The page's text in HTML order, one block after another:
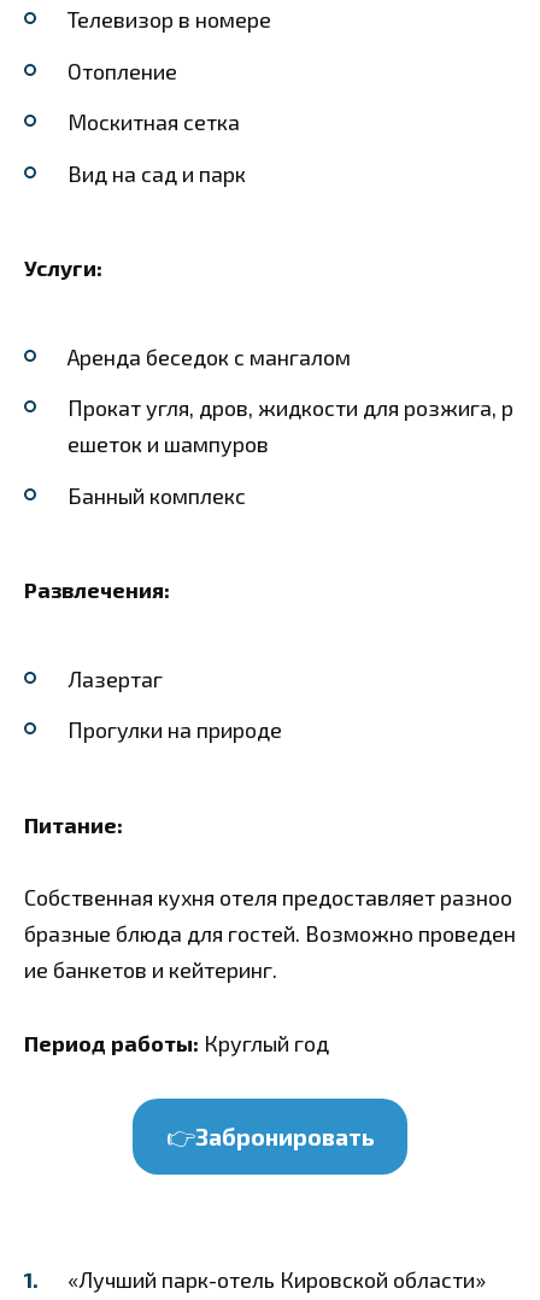
Телевизор в номере
Отопление
Москитная сетка
Вид на сад и парк
Услуги:
Аренда беседок с мангалом
Прокат угля, дров, жидкости для розжига, р
ешеток и шампуров
Банный комплекс
Развлечения:
Лазертаг
Прогулки на природе
Питание:
Собственная кухня отеля предоставляет разноо
бразные блюда для гостей. Возможно проведен
ие банкетов и кейтеринг.
Период работы: Круглый год
👉Забронировать
«Лучший парк-отель Кировской области»